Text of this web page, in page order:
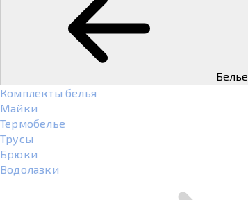
Белье
Комплекты белья
Майки
Термобелье
Трусы
Брюки
Водолазки